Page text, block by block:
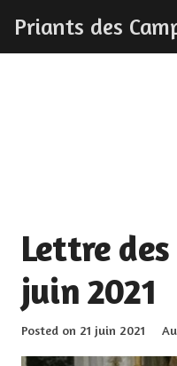
Priants des
Lettre des
juin 2021
Posted on 21 juin 2021